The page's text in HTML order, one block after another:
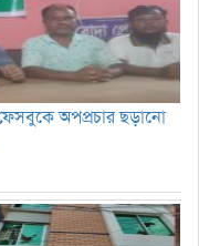
ফেসবুকে অপপ্রচার ছড়ানো